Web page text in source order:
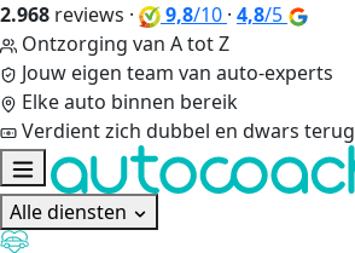
2.968 reviews · 9,8/10 · 4,8/5
Ontzorging van A tot Z
Jouw eigen team van auto-experts
Elke auto binnen bereik
Verdient zich dubbel en dwars terug
Alle diensten